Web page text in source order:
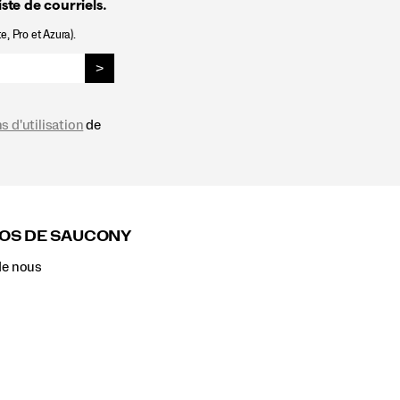
de courriels.
Pro et Azura).
>
d'utilisationde
DE SAUCONY
nous